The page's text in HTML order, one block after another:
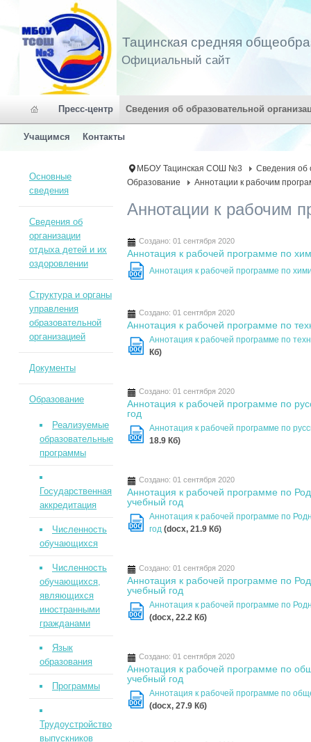
Тацинская средняя
Официальный сайт
Пресс-центр Сведения об образовательной
Учащимся Контакты
МБОУ Тацинская СОШ №3
Сведения об
Образование
Аннотации к рабочим
Аннотации к рабочим
Создано: 01 сентября 2020
Аннотация к рабочей программе по
DOC Аннотация к рабочей программе по
Создано: 01 сентября 2020
Аннотация к рабочей программе по
DOC
Аннотация к рабочей программе по
Кб)
Создано: 01 сентября 2020
Аннотация к рабочей программе по
год
DOC
Аннотация к рабочей программе по
18.9 Кб)
Создано: 01 сентября 2020
Аннотация к рабочей программе по
учебный год
DOC
Аннотация к рабочей программе по
год(docx, 21.9 Кб)
Создано: 01 сентября 2020
Аннотация к рабочей программе по
учебный год
DOC
Аннотация к рабочей программе по
(docx, 22.2 Кб)
Создано: 01 сентября 2020
Аннотация к рабочей программе по
учебный год
DOC
Аннотация к рабочей программе по
(docx, 27.9 Кб)
Основные
сведения
Сведения об
организации
отдыха детей и их
оздоровлении
Структура и органы
управления
образовательной
организацией
Документы
Образование
Реализуемые
образовательные
программы
Государственная
аккредитация
Численность
обучающихся
Численность
обучающихся,
являющихся
иностранными
гражданами
Язык
образования
Программы
Трудоустройство
выпускников